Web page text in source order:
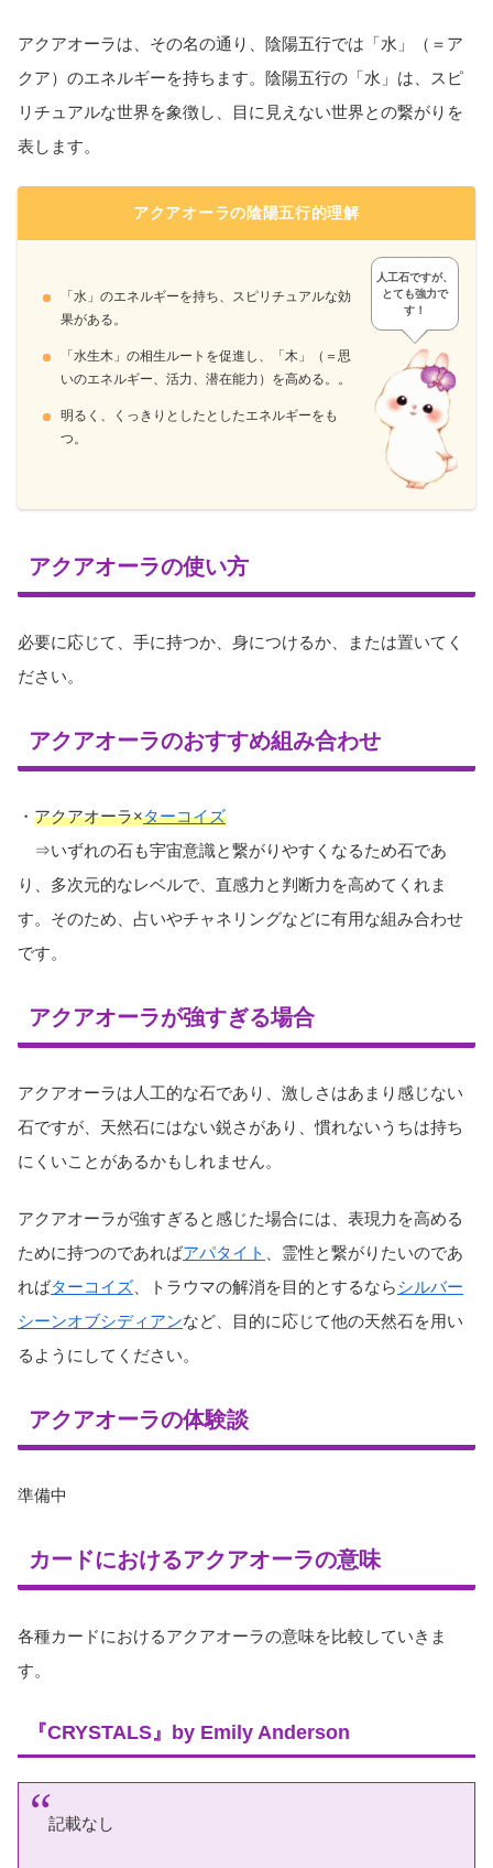
アクアオーラは、その名の通り、陰陽五行では「水」（＝ア
クア）のエネルギーを持ちます。陰陽五行の「水」は、スピ
リチュアルな世界を象徴し、目に見えない世界との繋がりを
表します。
アクアオーラの陰陽五行的理解
「水」のエネルギーを持ち、スピリチュアルな効
果がある。
「水生木」の相生ルートを促進し、「木」（＝思
いのエネルギー、活力、潜在能力）を高める。。
明るく、くっきりとしたとしたエネルギーをも
つ。
人工石ですが、
とても強力で
す！
アクアオーラの使い方
必要に応じて、手に持つか、身につけるか、または置いてく
ださい。
アクアオーラのおすすめ組み合わせ
・ アクアオーラ×ターコイズ
⇒いずれの石も宇宙意識と繋がりやすくなるため石であ
り、多次元的なレベルで、直感力と判断力を高めてくれま
す。そのため、占いやチャネリングなどに有用な組み合わせ
です。
アクアオーラが強すぎる場合
アクアオーラは人工的な石であり、激しさはあまり感じない
石ですが、天然石にはない鋭さがあり、慣れないうちは持ち
にくいことがあるかもしれません。
アクアオーラが強すぎると感じた場合には、表現力を高める
ために持つのであればアパタイト
、霊性と繋がりたいのであ
ればターコイズ 、トラウマの解消を目的とするならシルバー
シーンオブシディアンなど、目的に応じて他の天然石を用い
るようにしてください。
アクアオーラの体験談
準備中
カードにおけるアクアオーラの意味
各種カードにおけるアクアオーラの意味を比較していきま
す。
『CRYSTALS』by Emily Anderson
記載なし